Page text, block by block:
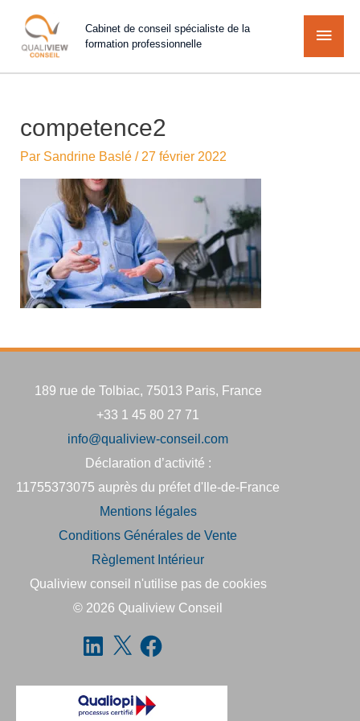
Cabinet de conseil spécialiste de la
formation professionnelle
competence2
Par Sandrine Baslé / 27 février 2022
189 rue de Tolbiac, 75013 Paris, France
+33 1 45 80 27 71
info@qualiview-conseil.com
Déclaration d’activité :
11755373075 auprès du préfet d'Ile-de-France
Mentions légales
Conditions Générales de Vente
Règlement Intérieur
Qualiview conseil n'utilise pas de cookies
© 2026 Qualiview Conseil